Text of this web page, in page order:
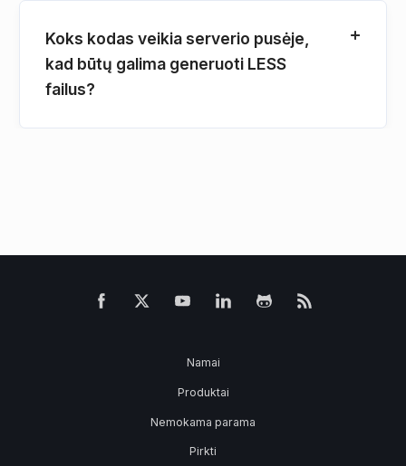
Koks kodas veikia serverio pusėje,
kad būtų galima generuoti LESS
failus?
Namai
Produktai
Nemokama parama
Pirkti